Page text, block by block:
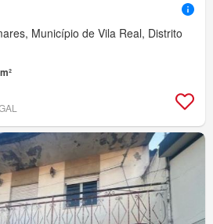
Município de Vila Real, Distrito